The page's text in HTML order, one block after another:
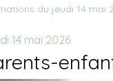
du jeudi 14 mai
14 mai 2026